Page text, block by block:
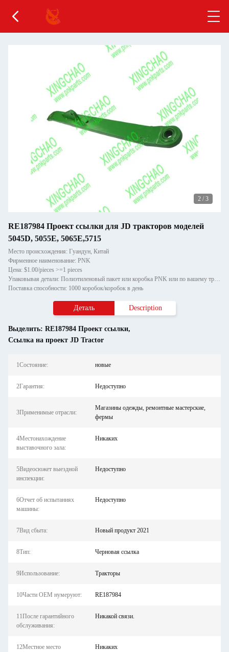
2 / 3
RE187984 Проект ссылки для JD тракторов моделей
5045D, 5055E, 5065E,5715
Место происхождения: Гуандун, Китай
Фирменное наименование: PNK
Цена: $1.00/pieces >=1 pieces
Упаковывая детали: Полиэтиленовый пакет или коробка PNK или по вашему требованию.
Поставка способности: 1000 коробок/коробок в день
Деталь Description
Выделить: RE187984 Проект ссылки,
Ссылка на проект JD Tractor
1Состояние: новые
2Гарантия: Недоступно
3Применимые отрасли:
Магазины одежды, ремонтные мастерские,
фермы
4Местонахождение
выставочного зала:
Никаких
5Видеосюжет выездной
инспекции:
Недоступно
6Отчет об испытаниях
машины:
Недоступно
7Вид сбыта: Новый продукт 2021
8Тип: Черновая ссылка
9Использование: Тракторы
10Части OEM нумеруют: RE187984
11После гарантийного
обслуживания:
Никакой связи.
12Местное место
Никаких